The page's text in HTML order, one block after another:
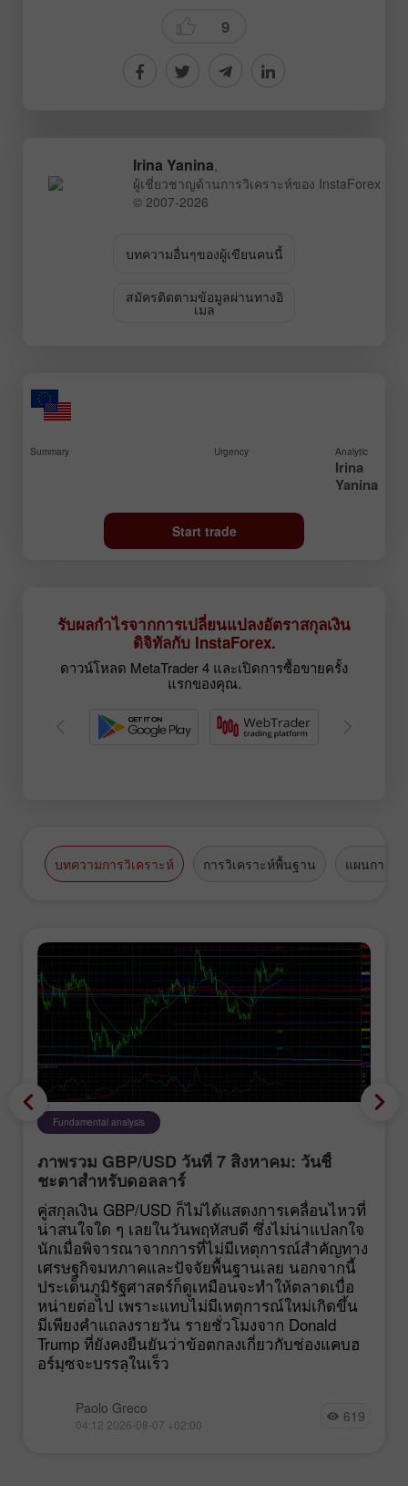
9
Irina Yanina,
ผู้เชี่ยวชาญด้านการวิเคราะห์ของ InstaForex
© 2007-2026
บทความอื่นๆของผู้เขียนคนนี้
สมัครติดตามข้อมูลผ่านทางอิ
เมล
Summary Urgency Analytic
Irina
Yanina
Start trade
รับผลกำไรจากการเปลี่ยนแปลงอัตราสกุลเงิน
ดิจิทัลกับ InstaForex.
ดาวน์โหลด MetaTrader 4 และเปิดการซื้อขายครั้ง
แรกของคุณ.
บทความการวิเคราะห์ การวิเคราะห์พื้นฐาน แผนการซื้
Fundamental analysis
ภาพรวม GBP/USD วันที่ 7 สิงหาคม: วันชี้
ชะตาสำหรับดอลลาร์
คู่สกุลเงิน GBP/USD ก็ไม่ได้แสดงการเคลื่อนไหวที่
น่าสนใจใด ๆ เลยในวันพฤหัสบดี ซึ่งไม่น่าแปลกใจ
นักเมื่อพิจารณาจากการที่ไม่มีเหตุการณ์สำคัญทาง
เศรษฐกิจมหภาคและปัจจัยพื้นฐานเลย นอกจากนี้
ประเด็นภูมิรัฐศาสตร์ก็ดูเหมือนจะทำให้ตลาดเบื่อ
หน่ายต่อไป เพราะแทบไม่มีเหตุการณ์ใหม่เกิดขึ้น
มีเพียงคำแถลงรายวัน รายชั่วโมงจาก Donald
Trump ที่ยังคงยืนยันว่าข้อตกลงเกี่ยวกับช่องแคบฮ
อร์มุซจะบรรลุในเร็ว
Paolo Greco
04:12 2026-08-07 +02:00 619